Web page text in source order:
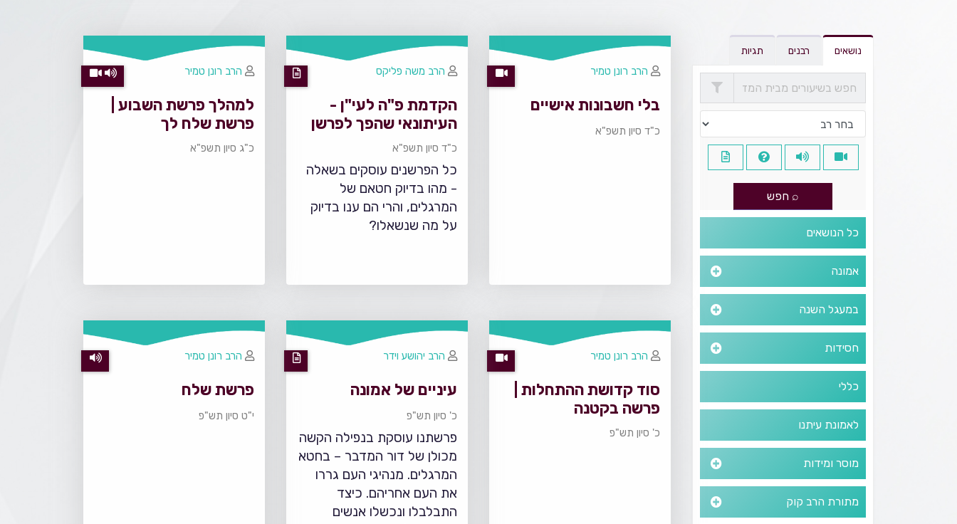
נושאים רבנים תגיות
כל הנושאים
אמונה
במעגל השנה
חסידות
כללי
לאמונת עיתנו
מוסר ומידות
מתורת הרב קוק
בלי חשבונות אישיים
כ"ד סיון תשפ"א
הרב רונן טמיר
הקדמת פ"ה לעי"ן -
העיתונאי שהפך לפרשן
כ"ד סיון תשפ"א
כל הפרשנים עוסקים בשאלה
- מהו בדיוק חטאם של
המרגלים, והרי הם ענו בדיוק
על מה שנשאלו?
הרב משה פליקס
למהלך פרשת השבוע |
פרשת שלח לך
כ"ג סיון תשפ"א
הרב רונן טמיר
סוד קדושת ההתחלות |
פרשה בקטנה
כ' סיון תש"פ
הרב רונן טמיר
עיניים של אמונה
כ' סיון תש"פ
פרשתנו עוסקת בנפילה הקשה
מכולן של דור המדבר – בחטא
המרגלים. מנהיגי העם גררו
את העם אחריהם. כיצד
התבלבלו ונכשלו אנשים
הרב יהושע וידר
פרשת שלח
י"ט סיון תש"פ
הרב רונן טמיר